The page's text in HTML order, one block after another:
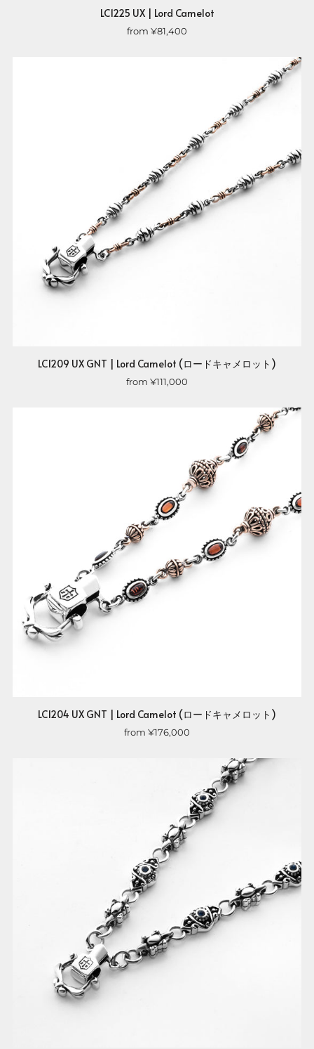
LC1225 UX | Lord Camelot
from ¥81,400
LC1209 UX GNT | Lord Camelot (ロードキャメロット)
from ¥111,000
LC1204 UX GNT | Lord Camelot (ロードキャメロット)
from ¥176,000